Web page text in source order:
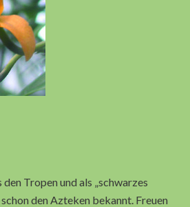
Tropen und als „schwarzes
den Azteken bekannt. Freuen